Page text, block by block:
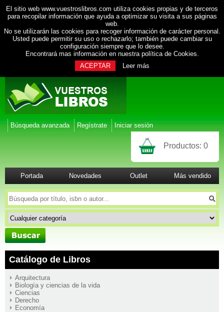
El sitio web www.vuestroslibros.com utiliza cookies propias y de terceros
para recopilar información que ayuda a optimizar su visita a sus páginas
web.
No se utilizarán las cookies para recoger información de carácter personal.
Usted puede permitir su uso o rechazarlo; también puede cambiar su
configuración siempre que lo desee.
Encontrará mas información en nuestra política de Cookies.
ACEPTAR
Leer más
Búsqueda avanzada Regístrate Iniciar sesión
Productos: 0
Portada Novedades Outlet Más vendido
Catálogo de Libros
Arquitectura
Biología y ciencias de la vida
Ciencias
Derecho
Economía